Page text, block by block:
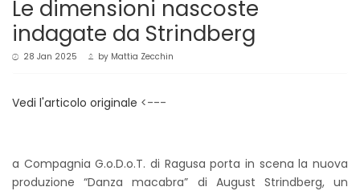
Le dimensioni nascoste
indagate da Strindberg
28 Jan 2025 by Mattia Zecchin
Vedi l'articolo originale <---
a Compagnia G.o.D.o.T. di Ragusa porta in scena la nuova
produzione “Danza macabra” di August Strindberg, un